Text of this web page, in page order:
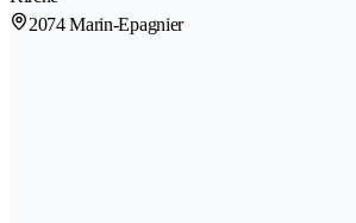
2074 Marin-Epagnier